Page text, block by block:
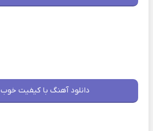
دانلود آهنگ با کیفیت خوب 128